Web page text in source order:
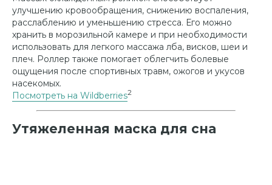
улучшению кровообращения, снижению воспаления,
расслаблению и уменьшению стресса. Его можно
хранить в морозильной камере и при необходимости
использовать для легкого массажа лба, висков, шеи и
плеч. Роллер также помогает облегчить болевые
ощущения после спортивных травм, ожогов и укусов
насекомых.
Посмотреть на Wildberries2
Утяжеленная маска для сна